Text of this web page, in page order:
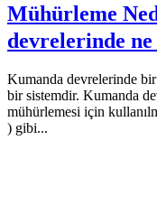
Mühürleme
devrelerinde
Kumanda devrelerinde bir
bir sistemdir. Kumanda
mühürlemesi için
) gibi...